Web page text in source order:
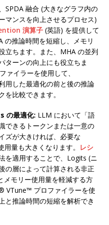
SPDA 融合 (大きなグラフ内の
マンスを向上させるプロセス)
演算子 (英語) を提供して
の推論時間を短縮し、メモリ
立ちます。また、MHA の並列
ターンの向上にも役立ちま
イラーを使用して、
用した最適化の前と後の推論
比較できます。
の最適化: LLM において「語
できるトークンまたは一意の
ズが大きければ、必要な
量も大きくなります。 レシ
を適用することで、Logits (ニ
の層によって計算される非正
モリー使用量を軽減する方
VTune™ プロファイラーを使
と推論時間の短縮を解析でき